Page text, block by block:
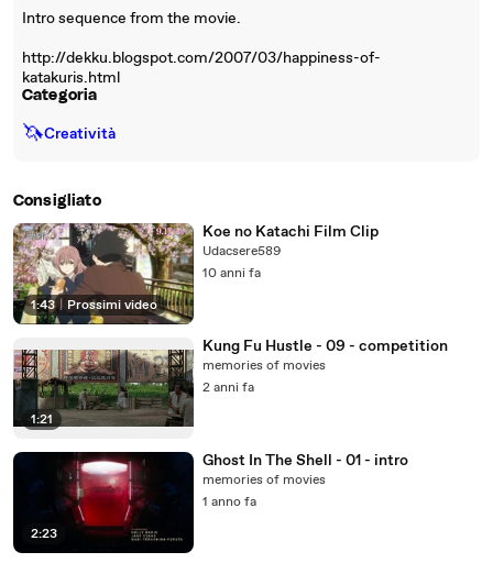
Intro sequence from the movie.
http://dekku.blogspot.com/2007/03/happiness-of-
katakuris.html
Categoria
🦄Creatività
Consigliato
1:43 Prossimi video
Koe no Katachi Film Clip
Udacsere589
10 anni fa
1:21
Kung Fu Hustle - 09 - competition
memories of movies
2 anni fa
2:23
Ghost In The Shell - 01 - intro
memories of movies
1 anno fa